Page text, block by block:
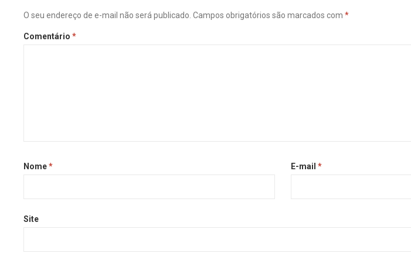
O seu endereço de e-mail não será publicado. Campos obrigatórios são marcados com*
Comentário*
Nome* E-mail *
Site